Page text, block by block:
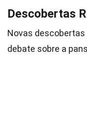
Descobertas
Novas
debate sobre a